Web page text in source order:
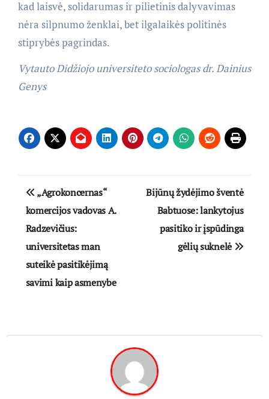
kad laisvė, solidarumas ir pilietinis dalyvavimas
nėra silpnumo ženklai, bet ilgalaikės politinės
stiprybės pagrindas.
Vytauto Didžiojo universiteto sociologas dr. Dainius
Genys
Navigacija
tarp
įrašų
„Agrokoncernas“
komercijos vadovas A.
Radzevičius:
universitetas man
suteikė pasitikėjimą
savimi kaip asmenybe
Bijūnų žydėjimo šventė
Babtuose: lankytojus
pasitiko ir įspūdinga
gėlių suknelė